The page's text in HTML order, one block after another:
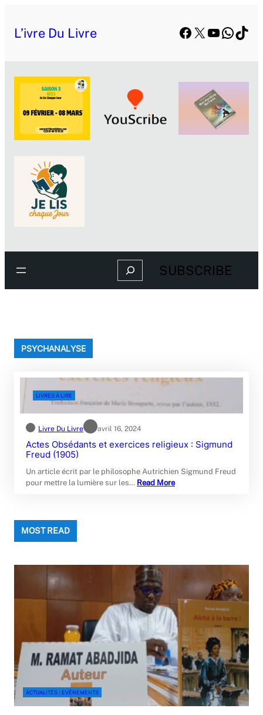
auL’ivre Du Livre Facebook
X YouTube
Search SUBSCRIBE
PSYCHANALYSE
LIVRES À LIRE
Livre Du Livre avril 16, 2024
Actes Obsédants et exercices religieux : Sigmund
Freud (1905)
Un article écrit par le philosophe Autrichien Sigmund Freud
pour mettre la lumière sur les… Read More
MOST READ
ACTUALITÉS / EVÉNEMENTS